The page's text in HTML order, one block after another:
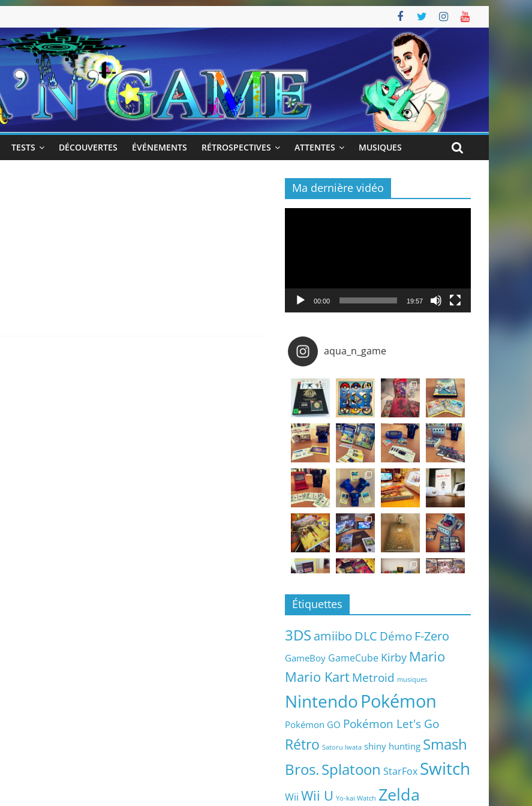
TESTS DÉCOUVERTES ÉVÉNEMENTS RÉTROSPECTIVES ATTENTES MUSIQUES
Ma dernière vidéo
00:00 19:57
aqua_n_game
Étiquettes
3DS amiibo DLC Démo F-Zero
GameBoy GameCube Kirby Mario
Mario KartMetroid musiques
NintendoPokémon
Pokémon GO Pokémon Let's Go
Rétro Satoru Iwata shiny hunting Smash
Bros.Splatoon StarFox Switch
Wii Wii U Yo-kai Watch Zelda